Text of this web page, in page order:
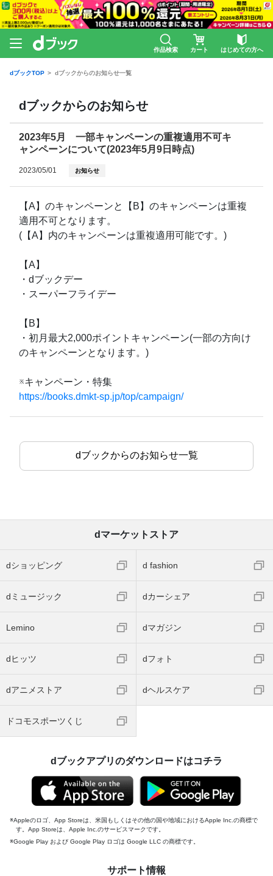
作品検索 カート はじめての方へ
dブックTOP dブックからのお知らせ一覧
dブックからのお知らせ
2023年5月 一部キャンペーンの重複適用不可キ
ャンペーンについて(2023年5月9日時点)
2023/05/01 お知らせ
【A】のキャンペーンと【B】のキャンペーンは重複
適用不可となります。
(【A】内のキャンペーンは重複適用可能です。)
【A】
・dブックデー
・スーパーフライデー
【B】
・初月最大2,000ポイントキャンペーン(一部の方向け
のキャンペーンとなります。)
※キャンペーン・特集
https://books.dmkt-sp.jp/top/campaign/
dブックからのお知らせ一覧
dマーケットストア
dショッピング d fashion
dミュージック dカーシェア
Lemino dマガジン
dヒッツ dフォト
dアニメストア dヘルスケア
ドコモスポーツくじ
dブックアプリのダウンロードはコチラ
Appleのロゴ、App Storeは、米国もしくはその他の国や地域におけるApple Inc.の商標で
す。App Storeは、Apple Inc.のサービスマークです。
Google Play および Google Play ロゴは Google LLC の商標です。
サポート情報